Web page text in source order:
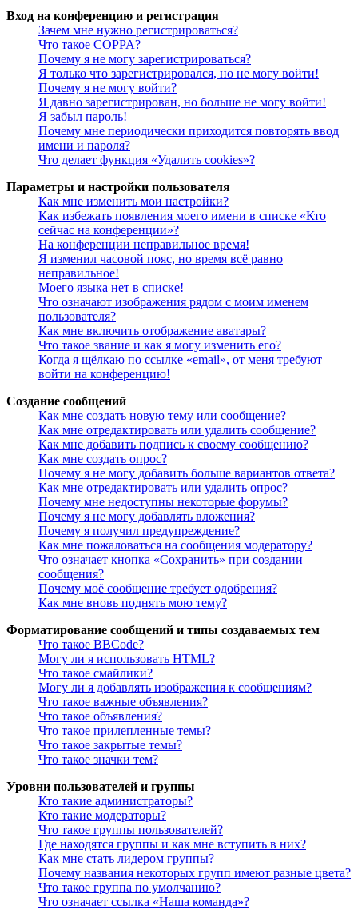
Вход на конференцию и регистрация
Зачем мне нужно регистрироваться?
Что такое COPPA?
Почему я не могу зарегистрироваться?
Я только что зарегистрировался, но не могу войти!
Почему я не могу войти?
Я давно зарегистрирован, но больше не могу войти!
Я забыл пароль!
Почему мне периодически приходится повторять ввод
имени и пароля?
Что делает функция «Удалить cookies»?
Параметры и настройки пользователя
Как мне изменить мои настройки?
Как избежать появления моего имени в списке «Кто
сейчас на конференции»?
На конференции неправильное время!
Я изменил часовой пояс, но время всё равно
неправильное!
Моего языка нет в списке!
Что означают изображения рядом с моим именем
пользователя?
Как мне включить отображение аватары?
Что такое звание и как я могу изменить его?
Когда я щёлкаю по ссылке «email», от меня требуют
войти на конференцию!
Создание сообщений
Как мне создать новую тему или сообщение?
Как мне отредактировать или удалить сообщение?
Как мне добавить подпись к своему сообщению?
Как мне создать опрос?
Почему я не могу добавить больше вариантов ответа?
Как мне отредактировать или удалить опрос?
Почему мне недоступны некоторые форумы?
Почему я не могу добавлять вложения?
Почему я получил предупреждение?
Как мне пожаловаться на сообщения модератору?
Что означает кнопка «Сохранить» при создании
сообщения?
Почему моё сообщение требует одобрения?
Как мне вновь поднять мою тему?
Форматирование сообщений и типы создаваемых тем
Что такое BBCode?
Могу ли я использовать HTML?
Что такое смайлики?
Могу ли я добавлять изображения к сообщениям?
Что такое важные объявления?
Что такое объявления?
Что такое прилепленные темы?
Что такое закрытые темы?
Что такое значки тем?
Уровни пользователей и группы
Кто такие администраторы?
Кто такие модераторы?
Что такое группы пользователей?
Где находятся группы и как мне вступить в них?
Как мне стать лидером группы?
Почему названия некоторых групп имеют разные цвета?
Что такое группа по умолчанию?
Что означает ссылка «Наша команда»?